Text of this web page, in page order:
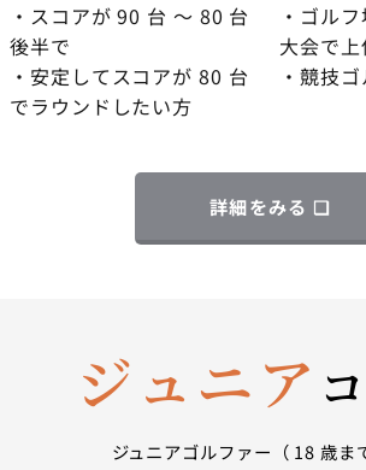
・スコアが 90 台 〜 80 台
後半で
・安定してスコアが 80 台
でラウンドしたい方
・ゴル
大会で
・競技
詳細をみる ❏
ジュニア
ジュニアゴルファー（ 18 歳ま